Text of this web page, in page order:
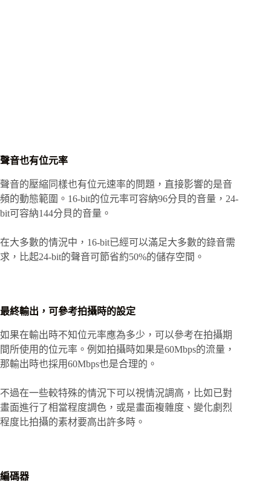
聲音也有位元率
聲音的壓縮同樣也有位元速率的問題，直接影響的是音
頻的動態範圍。16-bit的位元率可容納96分貝的音量，24-
bit可容納144分貝的音量。
在大多數的情況中，16-bit已經可以滿足大多數的錄音需
求，比起24-bit的聲音可節省約50%的儲存空間。
最終輸出，可參考拍攝時的設定
如果在輸出時不知位元率應為多少，可以參考在拍攝期
間所使用的位元率。例如拍攝時如果是60Mbps的流量，
那輸出時也採用60Mbps也是合理的。
不過在一些較特殊的情況下可以視情況調高，比如已對
畫面進行了相當程度調色，或是畫面複雜度、變化劇烈
程度比拍攝的素材要高出許多時。
編碼器